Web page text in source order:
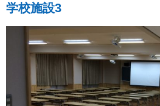
学校施設3